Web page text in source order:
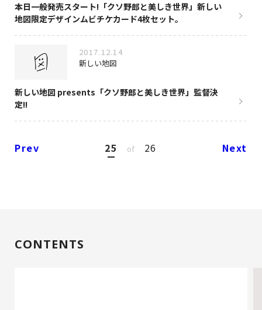
本日一般発売スタート!「クソ野郎と美しき世界」新しい
地図限定デザインムビチケカード4枚セット。
2017.12.14
新しい地図
新しい地図 presents「クソ野郎と美しき世界」監督決
定!!
Prev 25 of 26 Next
CONTENTS